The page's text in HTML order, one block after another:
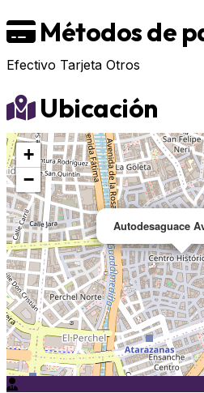
Métodos de
Efectivo Tarjeta Otros
Ubicación
Autodesaguace
+
−